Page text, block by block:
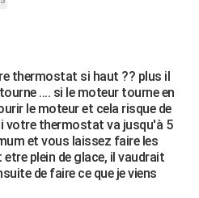
thermostat si haut ?? plus il
.... si le moteur tourne en
le moteur et cela risque de
votre thermostat va jusqu'à 5
et vous laissez faire les
plein de glace, il vaudrait
de faire ce que je viens